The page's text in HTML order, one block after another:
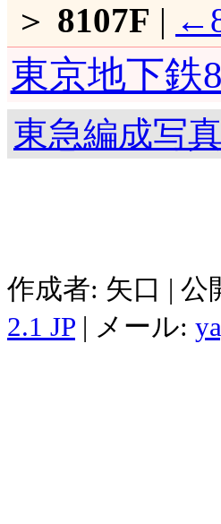
＞ 8107F |
東京地下鉄
東急編成写
作成者: 矢口 |
2.1 JP | メール: